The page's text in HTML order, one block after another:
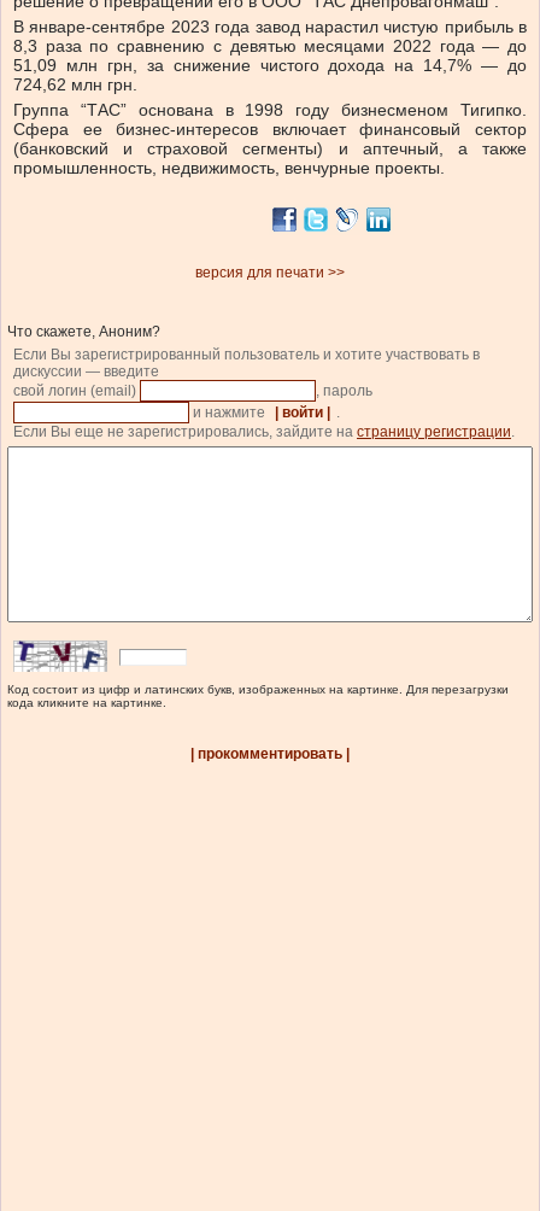
В январе-сентябре 2023 года завод нарастил чистую прибыль в
8,3 раза по сравнению с девятью месяцами 2022 года — до
51,09 млн грн, за снижение чистого дохода на 14,7% — до
724,62 млн грн.
Группа “ТАС” основана в 1998 году бизнесменом Тигипко.
Сфера ее бизнес-интересов включает финансовый сектор
(банковский и страховой сегменты) и аптечный, а также
промышленность, недвижимость, венчурные проекты.
версия для печати >>
Что скажете, Аноним?
Если Вы зарегистрированный пользователь и хотите участвовать в
дискуссии — введите
свой логин (email)
, пароль
и нажмите
| войти |
.
Если Вы еще не зарегистрировались, зайдите на страницу регистрации.
Код состоит из цифр и латинских букв, изображенных на картинке. Для перезагрузки
кода кликните на картинке.
| прокомментировать |